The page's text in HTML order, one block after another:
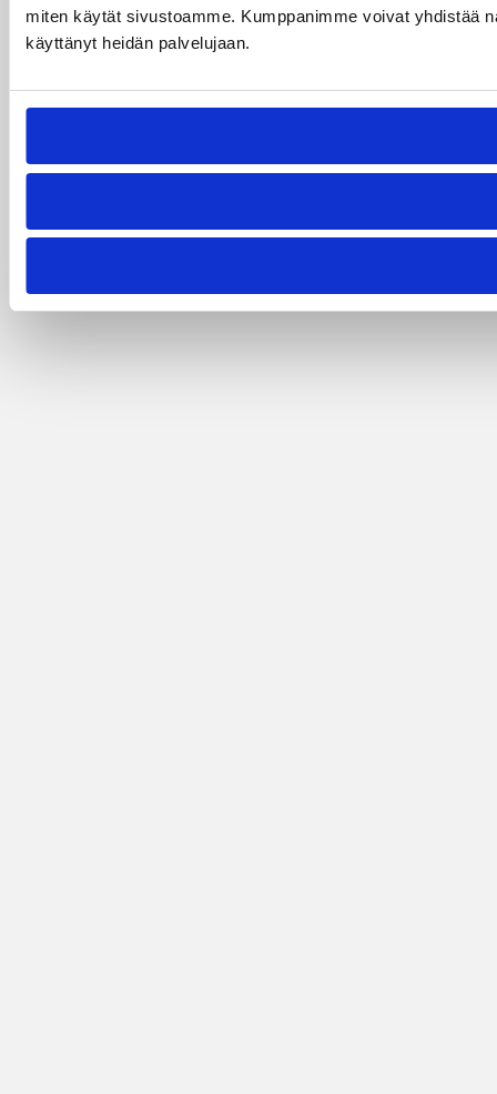
miten käytät sivustoamme. Kumppanimme voivat yhdistää
käyttänyt heidän palvelujaan.